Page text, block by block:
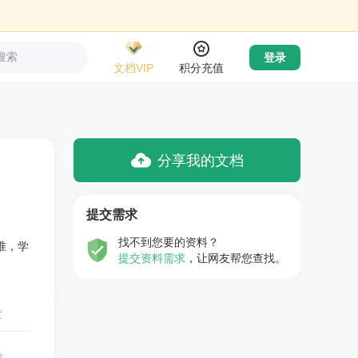
索
文档VIP
积分充值
登录
，学
分享我的文档
提交需求
找不到您要的资料？
提交资料需求 ，让网友帮您查找。